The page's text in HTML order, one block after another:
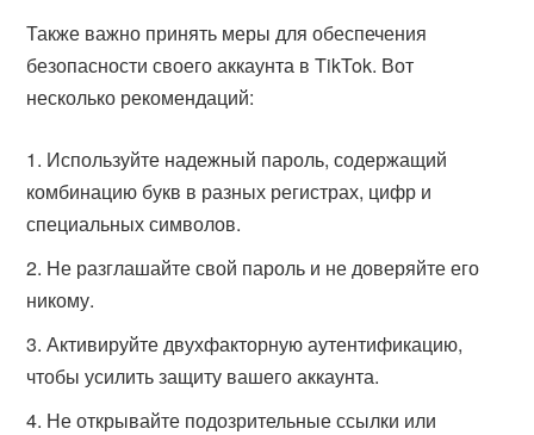
Также важно принять меры для обеспечения
безопасности своего аккаунта в TikTok. Вот
несколько рекомендаций:
Используйте надежный пароль, содержащий
комбинацию букв в разных регистрах, цифр и
специальных символов.
Не разглашайте свой пароль и не доверяйте его
никому.
Активируйте двухфакторную аутентификацию,
чтобы усилить защиту вашего аккаунта.
Не открывайте подозрительные ссылки или